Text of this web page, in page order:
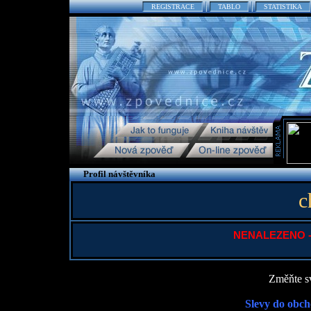
REGISTRACE TABLO STATISTIKA
Profil návštěvníka
NENALEZENO
Změňte
Slevy do